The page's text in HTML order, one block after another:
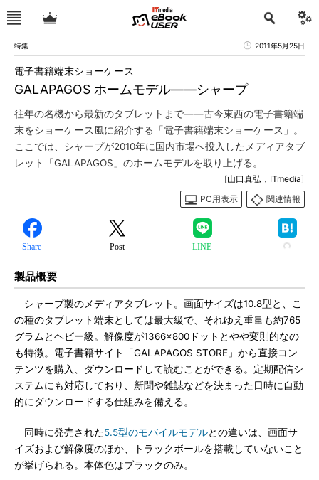
特集 2011年5月25日
GALAPAGOS ホームモデル――シャープ
電子書籍端末ショーケース
往年の名機から最新のタブレットまで――古今東西の電子書籍端
末をショーケース風に紹介する「電子書籍端末ショーケース」。
ここでは、シャープが2010年に国内市場へ投入したメディアタブ
レット「GALAPAGOS」のホームモデルを取り上げる。
[山口真弘，ITmedia]
PC用表示
関連情報
Share Post LINE
製品概要
シャープ製のメディアタブレット。画面サイズは10.8型と、こ
の種のタブレット端末としては最大級で、それゆえ重量も約765
グラムとヘビー級。解像度が1366×800ドットとやや変則的なの
も特徴。電子書籍サイト「GALAPAGOS STORE」から直接コン
テンツを購入、ダウンロードして読むことができる。定期配信シ
ステムにも対応しており、新聞や雑誌などを決まった日時に自動
的にダウンロードする仕組みを備える。
同時に発売された5.5型のモバイルモデルとの違いは、画面サ
イズおよび解像度のほか、トラックボールを搭載していないこと
が挙げられる。本体色はブラックのみ。